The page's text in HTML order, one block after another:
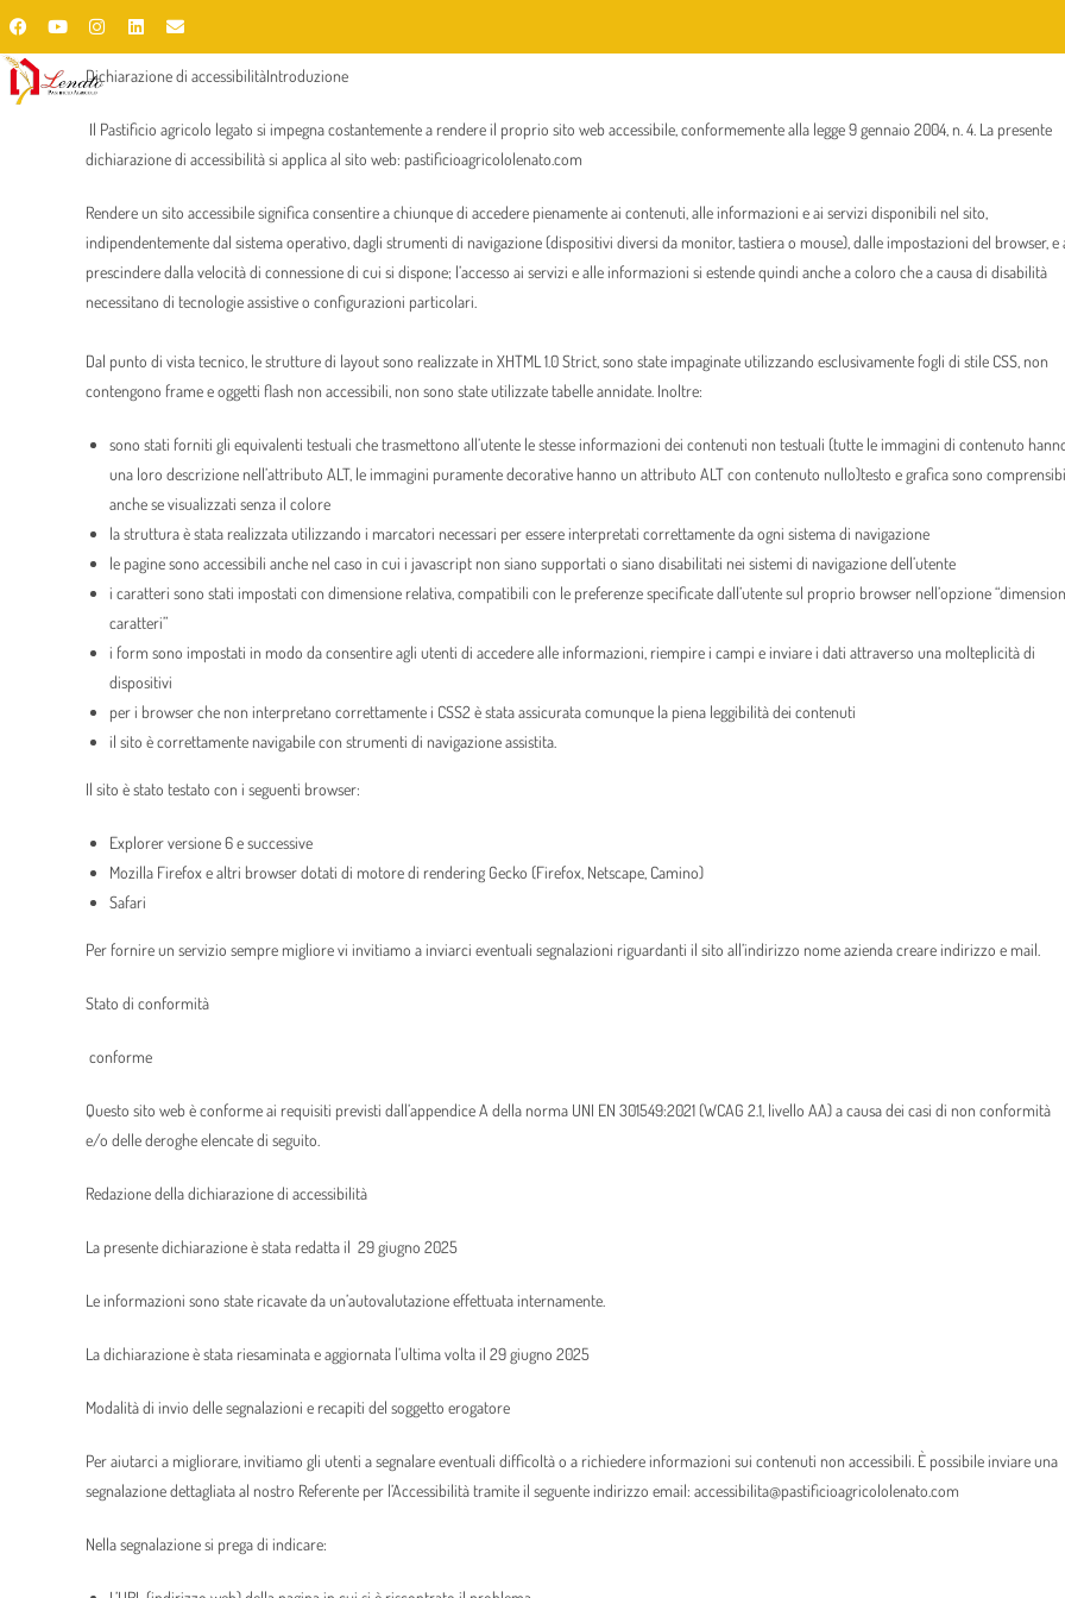
Dichiarazione di accessibilitàIntroduzione
Il Pastificio agricolo legato si impegna costantemente a rendere il proprio sito web accessibile, conformemente alla legge 9 gennaio 2004, n. 4. La presente
dichiarazione di accessibilità si applica al sito web: pastificioagricololenato.com
Rendere un sito accessibile significa consentire a chiunque di accedere pienamente ai contenuti, alle informazioni e ai servizi disponibili nel sito,
indipendentemente dal sistema operativo, dagli strumenti di navigazione (dispositivi diversi da monitor, tastiera o mouse), dalle impostazioni del browser, e
prescindere dalla velocità di connessione di cui si dispone; l’accesso ai servizi e alle informazioni si estende quindi anche a coloro che a causa di disabilità
necessitano di tecnologie assistive o configurazioni particolari.
Dal punto di vista tecnico, le strutture di layout sono realizzate in XHTML 1.0 Strict, sono state impaginate utilizzando esclusivamente fogli di stile CSS, non
contengono frame e oggetti flash non accessibili, non sono state utilizzate tabelle annidate. Inoltre:
sono stati forniti gli equivalenti testuali che trasmettono all’utente le stesse informazioni dei contenuti non testuali (tutte le immagini di contenuto
una loro descrizione nell’attributo ALT, le immagini puramente decorative hanno un attributo ALT con contenuto nullo)testo e grafica sono
anche se visualizzati senza il colore
la struttura è stata realizzata utilizzando i marcatori necessari per essere interpretati correttamente da ogni sistema di navigazione
le pagine sono accessibili anche nel caso in cui i javascript non siano supportati o siano disabilitati nei sistemi di navigazione dell’utente
i caratteri sono stati impostati con dimensione relativa, compatibili con le preferenze specificate dall’utente sul proprio browser nell’opzione
caratteri”
i form sono impostati in modo da consentire agli utenti di accedere alle informazioni, riempire i campi e inviare i dati attraverso una molteplicità di
dispositivi
per i browser che non interpretano correttamente i CSS2 è stata assicurata comunque la piena leggibilità dei contenuti
il sito è correttamente navigabile con strumenti di navigazione assistita.
Il sito è stato testato con i seguenti browser:
Explorer versione 6 e successive
Mozilla Firefox e altri browser dotati di motore di rendering Gecko (Firefox, Netscape, Camino)
Safari
Per fornire un servizio sempre migliore vi invitiamo a inviarci eventuali segnalazioni riguardanti il sito all’indirizzo nome azienda creare indirizzo e mail.
Stato di conformità
conforme
Questo sito web è conforme ai requisiti previsti dall’appendice A della norma UNI EN 301549:2021 (WCAG 2.1, livello AA) a causa dei casi di non conformità
e/o delle deroghe elencate di seguito.
Redazione della dichiarazione di accessibilità
La presente dichiarazione è stata redatta il 29 giugno 2025
Le informazioni sono state ricavate da un’autovalutazione effettuata internamente.
La dichiarazione è stata riesaminata e aggiornata l’ultima volta il 29 giugno 2025
Modalità di invio delle segnalazioni e recapiti del soggetto erogatore
Per aiutarci a migliorare, invitiamo gli utenti a segnalare eventuali difficoltà o a richiedere informazioni sui contenuti non accessibili. È possibile inviare una
segnalazione dettagliata al nostro Referente per l’Accessibilità tramite il seguente indirizzo email: accessibilita@pastificioagricololenato.com
Nella segnalazione si prega di indicare: